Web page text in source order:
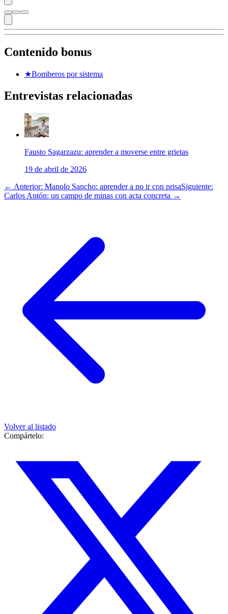
Contenido bonus
★Bomberos por sistema
Entrevistas relacionadas
Fausto Sagarzazu: aprender a moverse entre grietas
19 de abril de 2026
← Anterior: Manolo Sancho: aprender a no ir con prisaSiguiente:
Carlos Antón: un campo de minas con acta concreta →
Volver al listado
Compártelo: